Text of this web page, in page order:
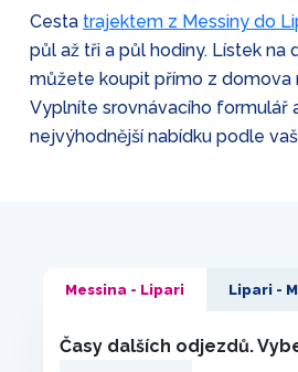
Cesta trajektem z Messiny do
půl až tři a půl hodiny. Lístek na
můžete koupit přímo z domova
Vyplníte srovnávacího formulář
nejvýhodnější nabídku podle
Messina - Lipari Lipari -
Časy dalších odjezdů.